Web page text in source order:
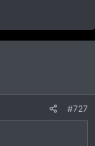
#727